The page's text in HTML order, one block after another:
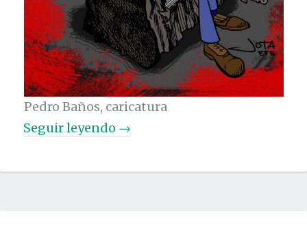
Pedro Baños, caricatura
Seguir leyendo «
e
→